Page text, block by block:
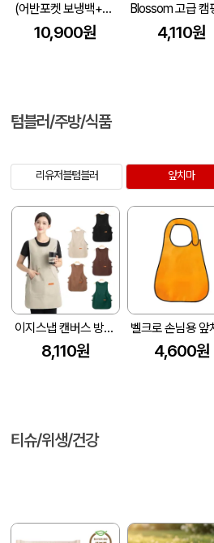
(어반포켓 보냉백+스트라이프 피크닉매트)세트
10,900원 4,110원
텀블러/주방/식품
리유저블텀블러 앞치마
이지스냅 캔버스 방수 조끼 앞치마
8,110원 4,600원
티슈/위생/건강